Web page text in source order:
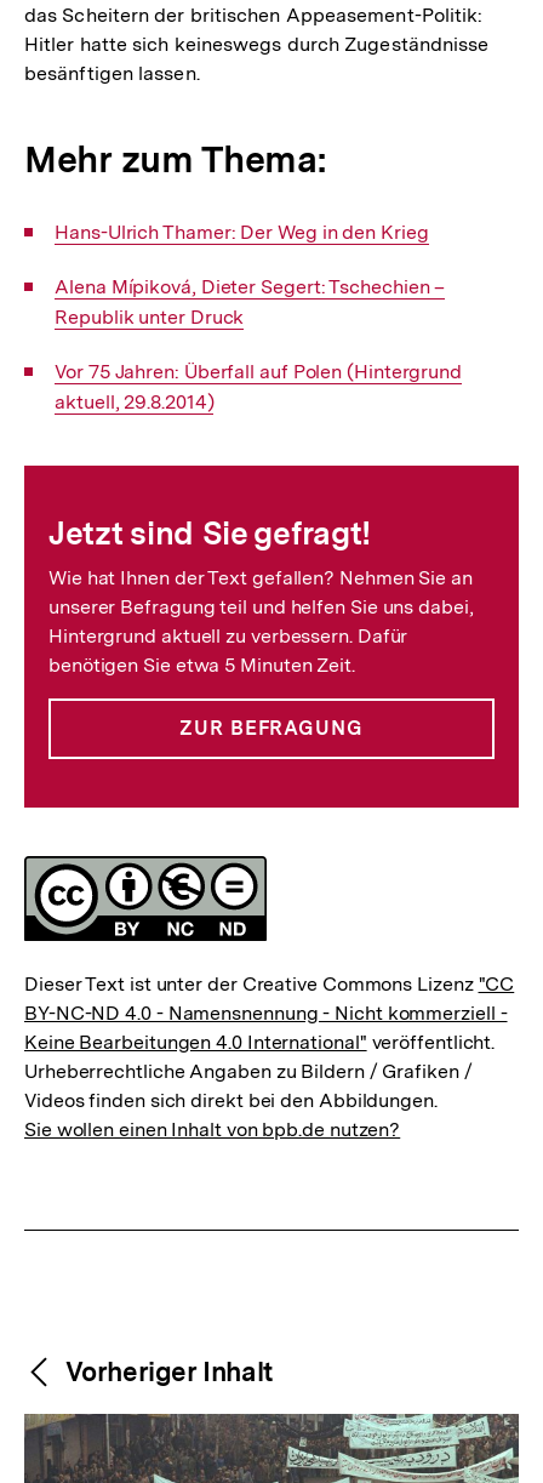
das Scheitern der britischen Appeasement-Politik:
Hitler hatte sich keineswegs durch Zugeständnisse
besänftigen lassen.
Mehr zum Thema:
Interner
Hans-Ulrich Thamer: Der Weg in den Krieg
Interner
Link:
Alena Mípiková, Dieter Segert: Tschechien –
Republik unter Druck
Interner
Link:
Vor 75 Jahren: Überfall auf Polen (Hintergrund
aktuell, 29.8.2014)
Jetzt sind Sie gefragt!
Wie hat Ihnen der Text gefallen? Nehmen Sie an
unserer Befragung teil und helfen Sie uns dabei,
Hintergrund aktuell zu verbessern. Dafür
benötigen Sie etwa 5 Minuten Zeit.
ZUR BEFRAGUNG
Lizenz
Dieser Text ist unter der Creative Commons Lizenz "CC
BY-NC-ND 4.0 - Namensnennung - Nicht kommerziell -
Keine Bearbeitungen 4.0 International" veröffentlicht.
Urheberrechtliche Angaben zu Bildern / Grafiken /
Videos finden sich direkt bei den Abbildungen.
Sie wollen einen Inhalt von bpb.de nutzen?
Weitere
Inhalte
Content-
Navigation
Vorheriger Inhalt